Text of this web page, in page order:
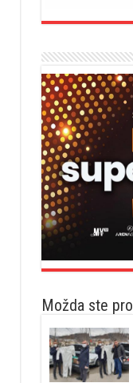
Možda ste